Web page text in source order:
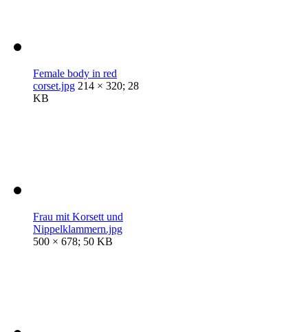
Female body in red
corset.jpg 214 × 320; 28
KB
Frau mit Korsett und
Nippelklammern.jpg
500 × 678; 50 KB